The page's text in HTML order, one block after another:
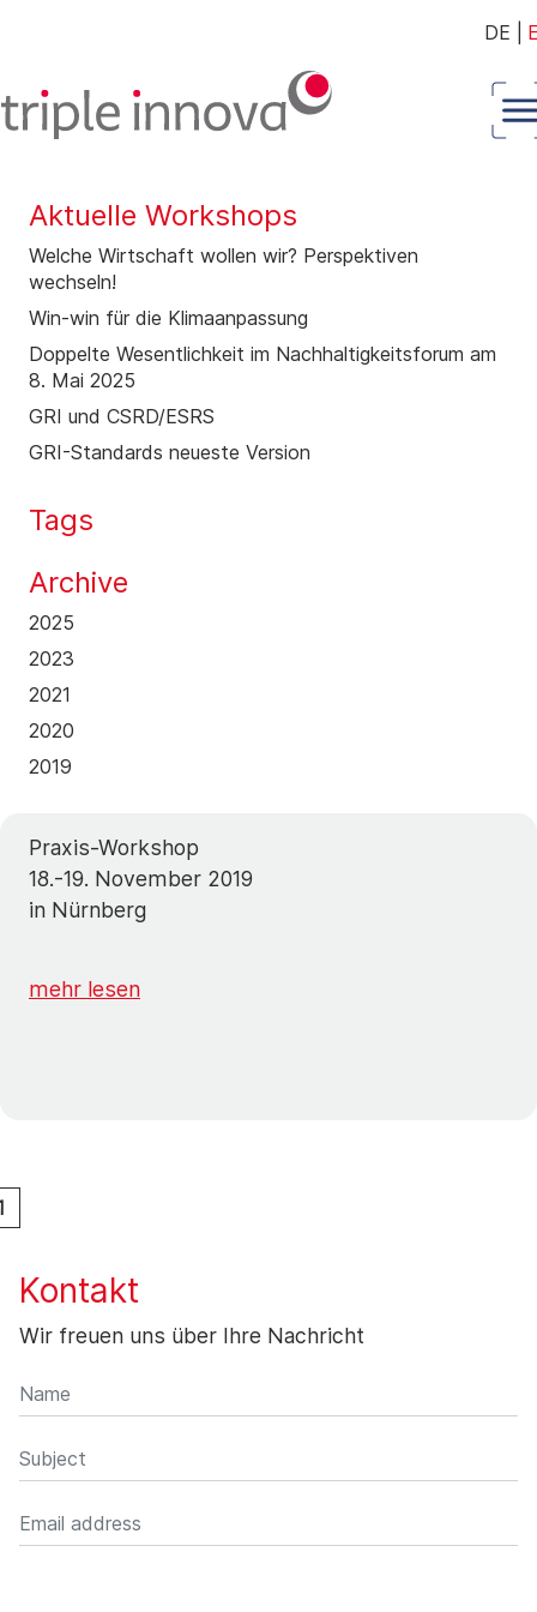
DE
Praxis-Workshop
18.-19. November 2019
in Nürnberg
mehr lesen
Aktuelle Workshops
Welche Wirtschaft wollen wir? Perspektiven
wechseln!
Win-win für die Klimaanpassung
Doppelte Wesentlichkeit im Nachhaltigkeitsforum am
8. Mai 2025
GRI und CSRD/ESRS
GRI-Standards neueste Version
Tags
Archive
2025
2023
2021
2020
2019
Kontakt
Wir freuen uns über Ihre Nachricht